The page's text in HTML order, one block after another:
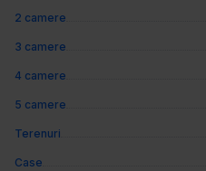
2 camere
3 camere
4 camere
5 camere
Terenuri
Case